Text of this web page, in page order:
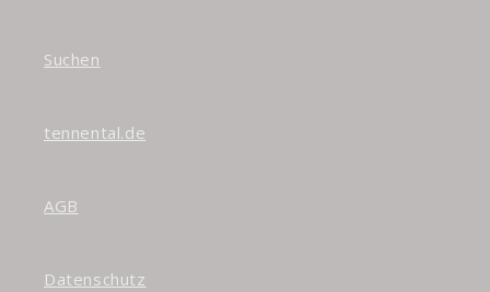
Suchen
tennental.de
AGB
Datenschutz